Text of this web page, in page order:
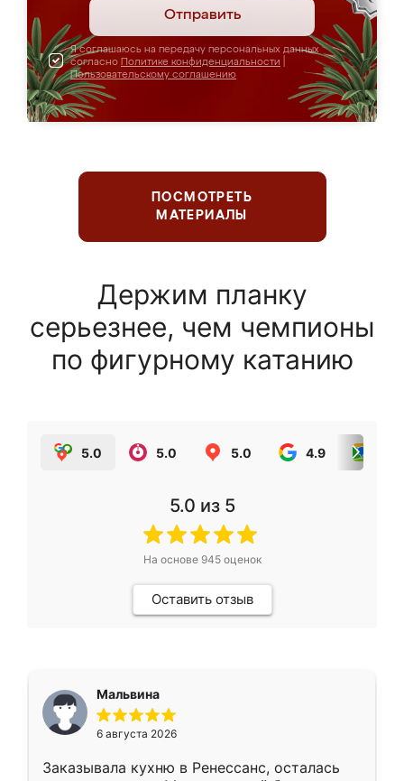
Отправить
Я соглашаюсь на передачу персональных данных
согласно Политике конфиденциальности
Пользовательскому соглашению
ПОСМОТРЕТЬ
МАТЕРИАЛЫ
Держим планку
серьезнее, чем чемпионы
по фигурному катанию
5.0 5.0 5.0 4.9
5.0 из 5
На основе 945оценок
Оставить отзыв
Мальвина
6 августа 2026
Заказывала кухню в Ренессанс, осталась